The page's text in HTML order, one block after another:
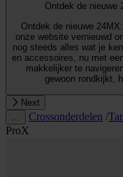
Ontdek de nieuwe
Ontdek de nieuwe 24MX:
onze website vernieuwd
nog steeds alles wat je
en accessoires, nu met
makkelijker te
gewoon rondkijkt,
Next
Crossonderdelen /
ProX